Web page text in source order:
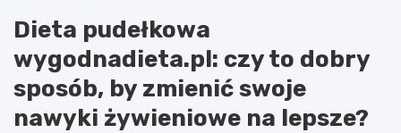
Dieta pudełkowa
wygodnadieta.pl: czy to dobry
sposób, by zmienić swoje
nawyki żywieniowe na lepsze?